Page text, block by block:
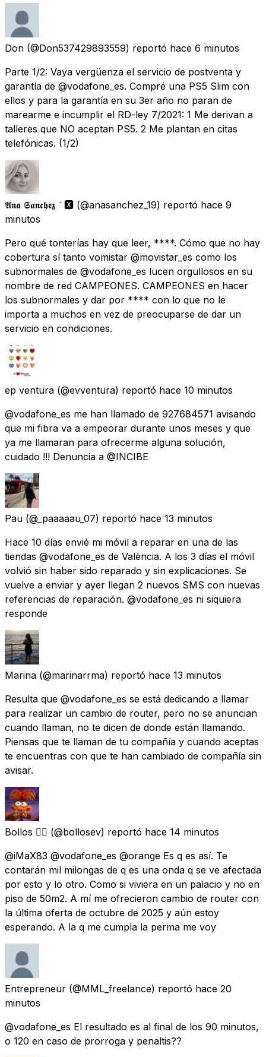
Don (@Don537429893559) reportó hace 6 minutos
Parte 1/2: Vaya vergüenza el servicio de postventa y
garantía de @vodafone_es. Compré una PS5 Slim con
ellos y para la garantía en su 3er año no paran de
marearme e incumplir el RD-ley 7/2021: 1 Me derivan a
talleres que NO aceptan PS5. 2 Me plantan en citas
telefónicas. (1/2)
𝕬𝖓𝖆 𝕾𝖆𝖓𝖈𝖍𝖊𝖟  🆇 (@anasanchez_19) reportó hace 9
minutos
Pero qué tonterías hay que leer, ****. Cómo que no hay
cobertura sí tanto vomistar @movistar_es como los
subnormales de @vodafone_es lucen orgullosos en su
nombre de red CAMPEONES. CAMPEONES en hacer
los subnormales y dar por **** con lo que no le
importa a muchos en vez de preocuparse de dar un
servicio en condiciones.
ep ventura (@evventura) reportó hace 10 minutos
@vodafone_es me han llamado de 927684571 avisando
que mi fibra va a empeorar durante unos meses y que
ya me llamaran para ofrecerme alguna solución,
cuidado !!! Denuncia a @INCIBE
Pau (@_paaaaau_07) reportó hace 13 minutos
Hace 10 días envié mi móvil a reparar en una de las
tiendas @vodafone_es de València. A los 3 días el móvil
volvió sin haber sido reparado y sin explicaciones. Se
vuelve a enviar y ayer llegan 2 nuevos SMS con nuevas
referencias de reparación. @vodafone_es ni siquiera
responde
Marina (@marinarrma) reportó hace 13 minutos
Resulta que @vodafone_es se está dedicando a llamar
para realizar un cambio de router, pero no se anuncian
cuando llaman, no te dicen de donde están llamando.
Piensas que te llaman de tu compañía y cuando aceptas
te encuentras con que te han cambiado de compañía sin
avisar.
Bollos 🏳️‍🌈 (@bollosev) reportó hace 14 minutos
@iMaX83 @vodafone_es @orange Es q es así. Te
contarán mil milongas de q es una onda q se ve afectada
por esto y lo otro. Como si viviera en un palacio y no en
piso de 50m2. A mí me ofrecieron cambio de router con
la última oferta de octubre de 2025 y aún estoy
esperando. A la q me cumpla la perma me voy
Entrepreneur (@MML_freelance) reportó hace 20
minutos
@vodafone_es El resultado es al final de los 90 minutos,
o 120 en caso de prorroga y penaltis??